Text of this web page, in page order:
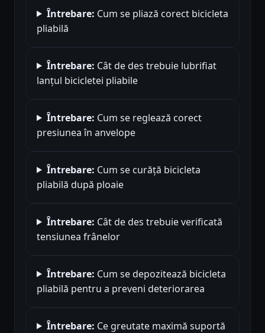
Întrebare: Cum se pliază corect bicicleta
pliabilă
Întrebare: Cât de des trebuie lubrifiat
lanțul bicicletei pliabile
Întrebare: Cum se reglează corect
presiunea în anvelope
Întrebare: Cum se curăță bicicleta
pliabilă după ploaie
Întrebare: Cât de des trebuie verificată
tensiunea frânelor
Întrebare: Cum se depozitează bicicleta
pliabilă pentru a preveni deteriorarea
Întrebare: Ce greutate maximă suportă